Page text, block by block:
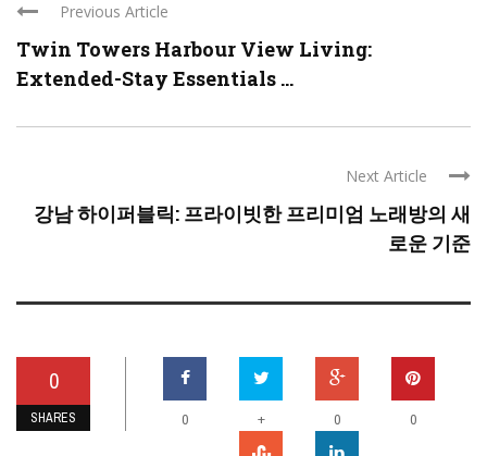
Previous Article
Twin Towers Harbour View Living:
Extended-Stay Essentials ...
Next Article
강남 하이퍼블릭: 프라이빗한 프리미엄 노래방의 새
로운 기준
0
SHARES 0 + 0 0